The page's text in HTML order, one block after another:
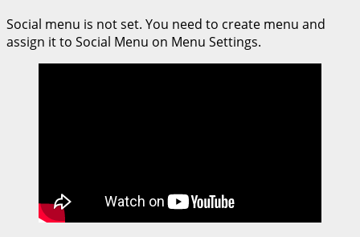
Social menu is not set. You need to create menu and
assign it to Social Menu on Menu Settings.